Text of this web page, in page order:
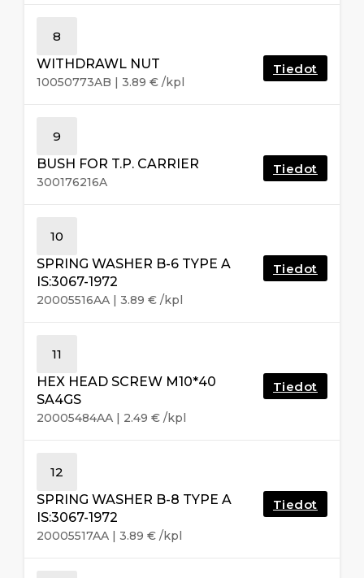
8
WITHDRAWL NUT
10050773AB | 3.89 € /kpl
Tiedot
9
BUSH FOR T.P. CARRIER
300176216A
Tiedot
10
SPRING WASHER B-6 TYPE A
IS:3067-1972
20005516AA | 3.89 € /kpl
Tiedot
11
HEX HEAD SCREW M10*40
SA4GS
20005484AA | 2.49 € /kpl
Tiedot
12
SPRING WASHER B-8 TYPE A
IS:3067-1972
20005517AA | 3.89 € /kpl
Tiedot